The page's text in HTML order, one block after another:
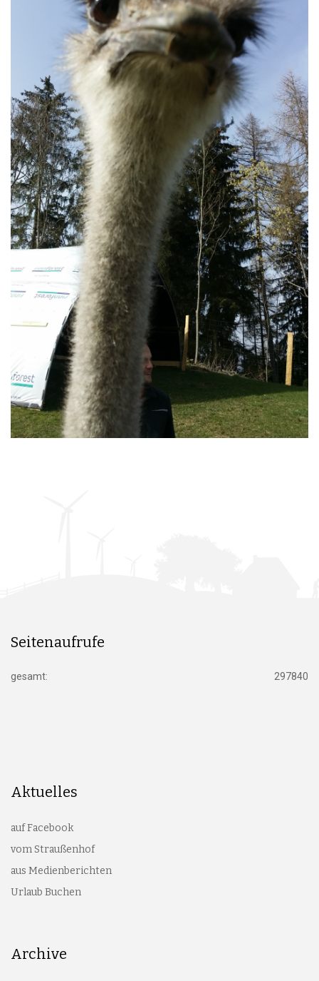
Seitenaufrufe
297840
gesamt:
Aktuelles
auf Facebook
vom Straußenhof
aus Medienberichten
Urlaub Buchen
Archive